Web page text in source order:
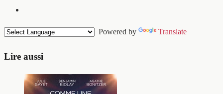
Powered by Translate
Lire aussi